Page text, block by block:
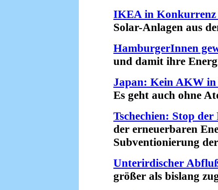
IKEA in Konkurrenz
Solar-Anlagen aus
HamburgerInnen
und damit ihre
Japan: Kein AKW in
Es geht auch ohne
Tschechien: Stop
der erneuerbaren
Subventionierung der
Unterirdischer
größer als bislang